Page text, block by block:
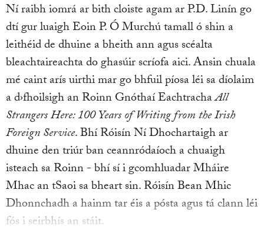
Ní raibh iomrá ar bith cloiste agam ar P.D. Linín go
dtí gur luaigh Eoin P. Ó Murchú tamall ó shin a
leithéid de dhuine a bheith ann agus scéalta
bleachtaireachta do ghasúir scríofa aici. Ansin chuala
mé caint arís uirthi mar go bhfuil píosa léi sa díolaim
a d›fhoilsigh an Roinn Gnóthaí EachtrachaAll
Strangers Here: 100 Years of Writing from the Irish
Foreign Service. Bhí Róisín Ní Dhochartaigh ar
dhuine den triúr ban ceannródaíoch a chuaigh
isteach sa Roinn - bhí sí i gcomhluadar Mháire
Mhac an tSaoi sa bheart sin. Róisín Bean Mhic
Dhonnchadh a hainm tar éis a pósta agus tá clann léi
fós i seirbhís an stáit.